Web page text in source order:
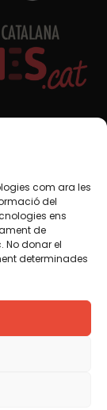
com ara les
del
ens
de
No donar el
determinades
Per això
llevat que en
a copiar,
els continguts